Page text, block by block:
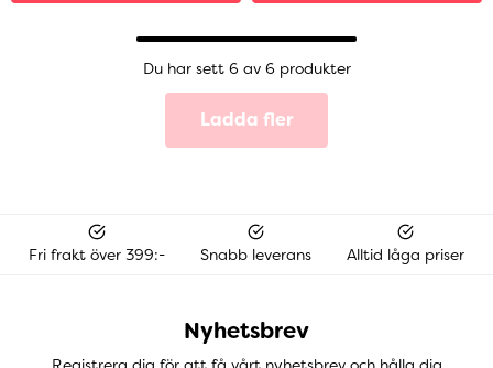
Du har sett 6 av 6 produkter
Ladda fler
Fri frakt över 399:- Snabb leverans Alltid låga priser
Nyhetsbrev